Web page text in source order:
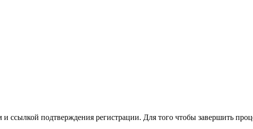
подтверждения регистрации. Для того чтобы завершить